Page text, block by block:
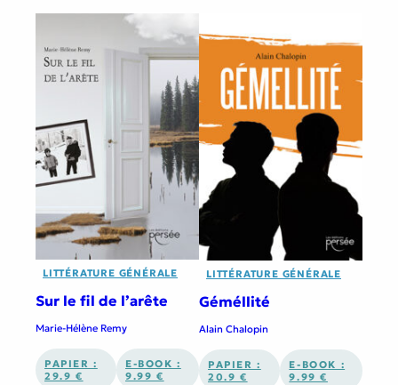
LITTÉRATURE GÉNÉRALE
Sur le fil de l’arête
Marie-Hélène Remy
PAPIER :
29.9 €
E-BOOK :
9.99 €
LITTÉRATURE GÉNÉRALE
Géméllité
Alain Chalopin
PAPIER :
20.9 €
E-BOOK :
9.99 €